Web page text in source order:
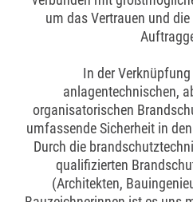
um das Vertrauen und
In der
anlagentechnischen,
organisatorischen
umfassende Sicherheit in
Durch die
qualifizierten
(Architekten,